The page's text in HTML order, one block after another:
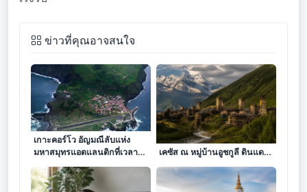
ข่าวที่คุณอาจสนใจ
เกาะคอร์โว อัญมณีลับแห่ง
มหาสมุทรแอตแลนติกที่เวลา
หยุดหมุน
เงาแห่งกาลเวลาบนยอดเขาคอ
เคซัส ณ หมู่บ้านอูชกูลี ดินแดน
ที่ตำนานยังคงหายใจท่ามกลาง
ขุนเขา